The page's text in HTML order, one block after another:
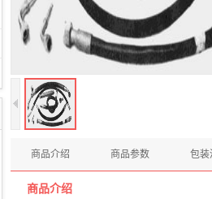
商品介绍 商品参数 包装
商品介绍